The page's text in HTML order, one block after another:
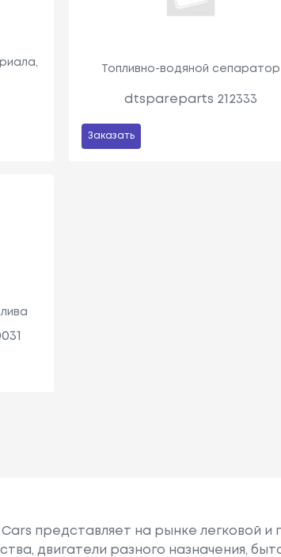
Топливно-водяной сепаратор
dtspareparts 212333
Заказать
представляет на рынке легковой и
двигатели разного назначения,